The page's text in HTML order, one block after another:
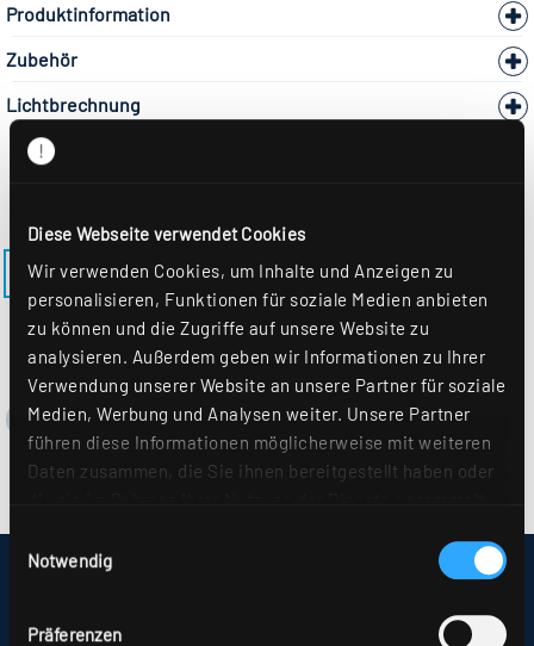
Diese Webseite verwendet Cookies
Wir verwenden Cookies, um Inhalte und Anzeigen zu
personalisieren, Funktionen für soziale Medien anbieten
zu können und die Zugriffe auf unsere Website zu
analysieren. Außerdem geben wir Informationen zu Ihrer
Verwendung unserer Website an unsere Partner für soziale
Medien, Werbung und Analysen weiter. Unsere Partner
führen diese Informationen möglicherweise mit weiteren
Daten zusammen, die Sie ihnen bereitgestellt haben oder
Sie unsere Webseite weiterhin nutzen. Weitere Details
Einwilligungsauswahl
Notwendig
Präferenzen
Produktinformation
Zubehör
Lichtbrechnung
ZURÜCK ZUM MODELL RUFO-ECO2-460H
DATENSCHUTZ